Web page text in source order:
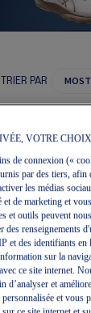
TRIER PAR
Vente
VOTRE CHOIX
de connexion («
par des tiers, afin
les médias
de marketing et
et outils peuvent
des renseignements
et des identifiants
sur la
ce site internet.
d’analyser et
et vous